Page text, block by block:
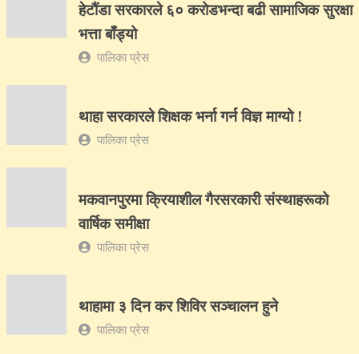
हेटौंडा सरकारले ६० करोडभन्दा बढी सामाजिक सुरक्षा
भत्ता बाँड्यो
पालिका प्रेस
थाहा सरकारले शिक्षक भर्ना गर्न विज्ञ माग्यो !
पालिका प्रेस
मकवानपुरमा क्रियाशील गैरसरकारी संस्थाहरूको
वार्षिक समीक्षा
पालिका प्रेस
थाहामा ३ दिन कर शिविर सञ्चालन हुने
पालिका प्रेस